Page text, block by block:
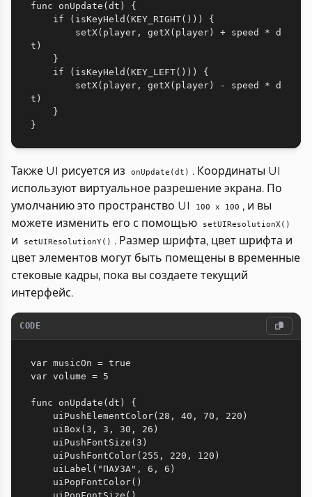
func onUpdate(dt) {
t)
t)
Также UI рисуется из onUpdate(dt) . Координаты UI
используют виртуальное разрешение экрана. По
умолчанию это пространство UI
100 x 100 , и вы
можете изменить его с помощью
setUIResolutionX()
и setUIResolutionY() . Размер шрифта, цвет шрифта и
цвет элементов могут быть помещены в временные
стековые кадры, пока вы создаете текущий
интерфейс.
CODE
var musicOn = true
var volume = 5
func onUpdate(dt) {